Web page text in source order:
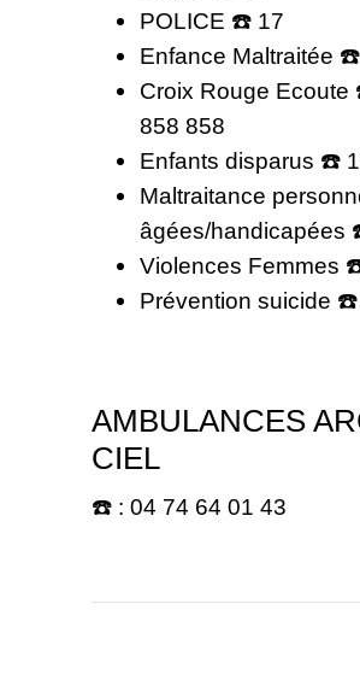
POLICE ☎️ 17
Enfance Maltraitée
Croix Rouge Ecoute
858 858
Enfants disparus ☎️
Maltraitance
âgées/handicapées
Violences Femmes
Prévention suicide
AMBULANCES
CIEL
☎️ : 04 74 64 01 43